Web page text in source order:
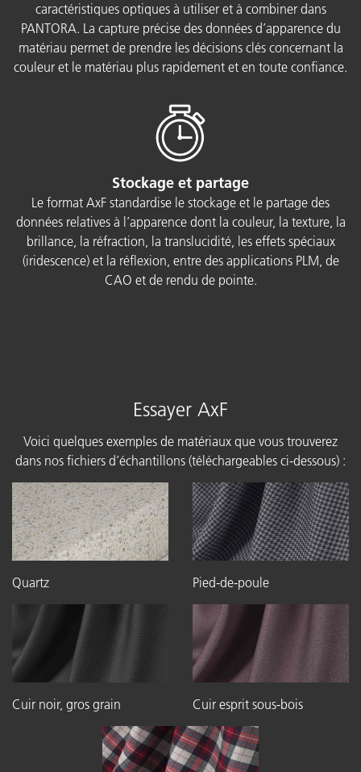
caractéristiques optiques à utiliser et à combiner dans
PANTORA. La capture précise des données d’apparence du
matériau permet de prendre les décisions clés concernant la
couleur et le matériau plus rapidement et en toute confiance.
Stockage et partage
Le format AxF standardise le stockage et le partage des
données relatives à l’apparence dont la couleur, la texture, la
brillance, la réfraction, la translucidité, les effets spéciaux
(iridescence) et la réflexion, entre des applications PLM, de
CAO et de rendu de pointe.
Essayer AxF
Voici quelques exemples de matériaux que vous trouverez
dans nos fichiers d’échantillons (téléchargeables ci-dessous) :
Quartz Pied-de-poule
Cuir noir, gros grain Cuir esprit sous-bois